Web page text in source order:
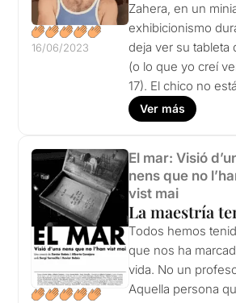
16/06/2023
Zahera, en un
exhibicionismo
deja ver su tableta
(o lo que yo creí
17). El chico no
Ver más
El mar: Visió
nens que no
vist mai
La maestría
Todos hemos
que nos ha
vida. No un
Aquella persona